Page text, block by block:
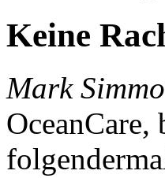
Keine
Mark
OceanCare,